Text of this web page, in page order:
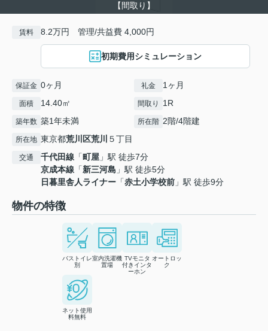
【間取り】
賃料 8.2万円 管理/共益費 4,000円
初期費用シミュレーション
保証金 0ヶ月 礼金 1ヶ月
面積 14.40㎡ 間取り 1R
築年数 築1年未満 所在階 2階/4階建
所在地 東京都荒川区荒川 ５丁目
交通 千代田線 「町屋 」駅 徒歩7分
京成本線 「新三河島 」駅 徒歩5分
日暮里舎人ライナー 「赤土小学校前 」駅 徒歩9分
物件の特徴
バストイレ
別
室内洗濯機
置場
TVモニタ
付きインタ
ーホン
オートロッ
ク
ネット使用
料無料